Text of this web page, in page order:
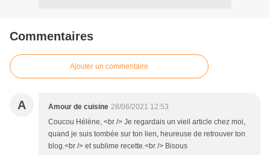
Commentaires
Ajouter un commentaire
A Amour de cuisine 28/06/2021 12:53
Coucou Hélène, <br /> Je regardais un vieil article chez moi,
quand je suis tombée sur ton lien, heureuse de retrouver ton
blog.<br /> et sublime recette.<br /> Bisous